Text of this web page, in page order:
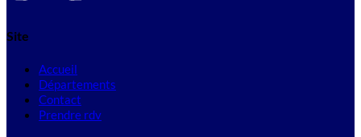
Site
Accueil
Départements
Contact
Prendre rdv